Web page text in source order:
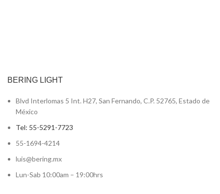
BERING LIGHT
Blvd Interlomas 5 Int. H27, San Fernando, C.P. 52765, Estado de
México
Tel: 55-5291-7723
55-1694-4214
luis@bering.mx
Lun-Sab 10:00am – 19:00hrs